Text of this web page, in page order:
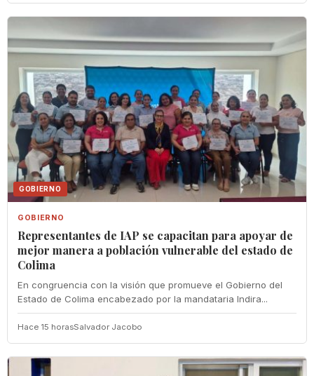
GOBIERNO
GOBIERNO
Representantes de IAP se capacitan para apoyar de
mejor manera a población vulnerable del estado de
Colima
En congruencia con la visión que promueve el Gobierno del
Estado de Colima encabezado por la mandataria Indira...
Hace 15 horasSalvador Jacobo